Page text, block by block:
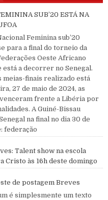
SUB’20 ESTÁ NA
Feminina sub’20
para a final do torneio da
Oeste Africano
está a decorrer no Senegal.
meias-finais realizado está
27 de maio de 2024, as
frente a Libéria por
A Guiné-Bissau
na final no dia 30 de
federação
Talent show na escola
Cristo às 16h deste domingo
de postagem Breves
é simplesmente um texto